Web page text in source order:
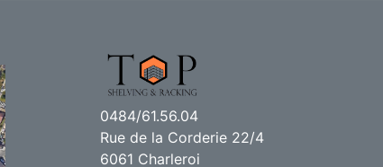
0484/61.56.04
Rue de la Corderie 22/4
6061 Charleroi